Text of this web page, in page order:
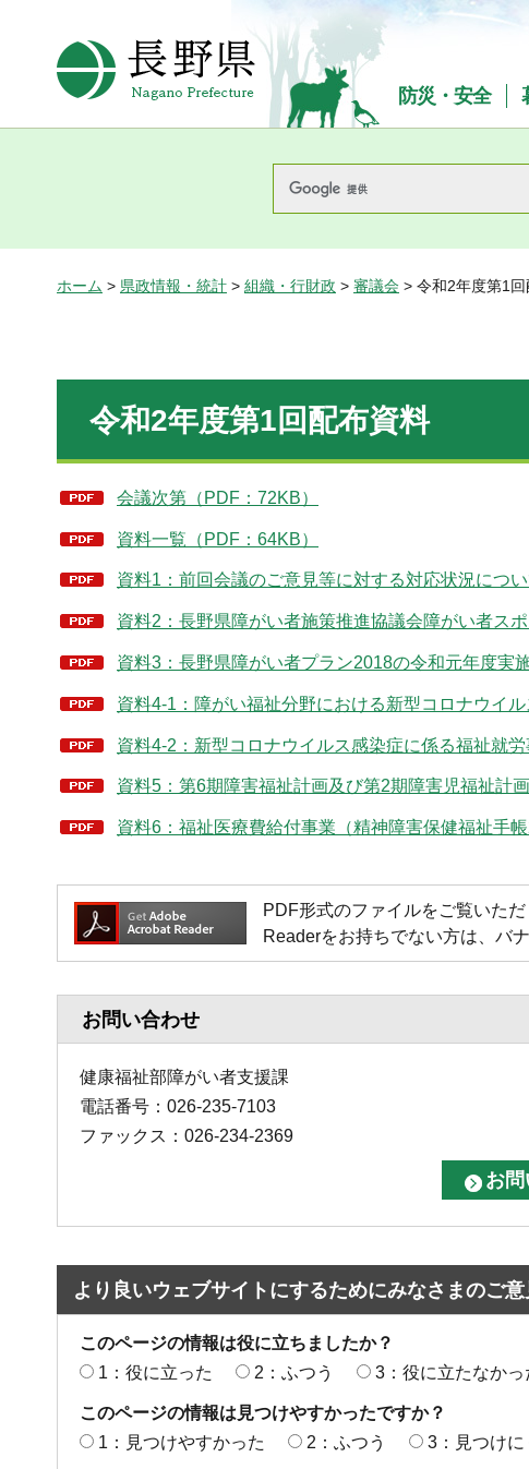
長野県Nagano Prefecture
防災・安全
ホーム > 県政情報・統計 > 組織・行財政 > 審議会 > 令和2年度第1
令和2年度第1回配布資料
会議次第（PDF：72KB）
資料一覧（PDF：64KB）
資料1：前回会議のご意見等に対する対応状況につ
資料2：長野県障がい者施策推進協議会障がい者ス
資料3：長野県障がい者プラン2018の令和元年度実
資料4-1：障がい福祉分野における新型コロナウイ
資料4-2：新型コロナウイルス感染症に係る福祉就
資料5：第6期障害福祉計画及び第2期障害児福祉計
資料6：福祉医療費給付事業（精神障害保健福祉手
PDF形式のファイルをご覧いた
Readerをお持ちでない方は、バ
お問い合わせ
健康福祉部障がい者支援課
電話番号：026-235-7103
ファックス：026-234-2369
より良いウェブサイトにするためにみなさまのご
このページの情報は役に立ちましたか？
1：役に立った
2：ふつう 3：役に立たなかっ
このページの情報は見つけやすかったですか？
1：見つけやすかった
2：ふつう 3：見つけに